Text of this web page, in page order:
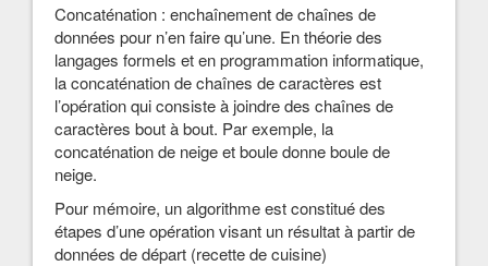
Concaténation : enchaînement de chaînes de
données pour n’en faire qu’une. En théorie des
langages formels et en programmation informatique,
la concaténation de chaînes de caractères est
l’opération qui consiste à joindre des chaînes de
caractères bout à bout. Par exemple, la
concaténation de neige et boule donne boule de
neige.
Pour mémoire, un algorithme est constitué des
étapes d’une opération visant un résultat à partir de
données de départ (recette de cuisine)